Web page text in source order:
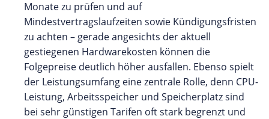
Monate zu prüfen und auf
Mindestvertragslaufzeiten sowie Kündigungsfristen
zu achten – gerade angesichts der aktuell
gestiegenen Hardwarekosten können die
Folgepreise deutlich höher ausfallen. Ebenso spielt
der Leistungsumfang eine zentrale Rolle, denn CPU-
Leistung, Arbeitsspeicher und Speicherplatz sind
bei sehr günstigen Tarifen oft stark begrenzt und